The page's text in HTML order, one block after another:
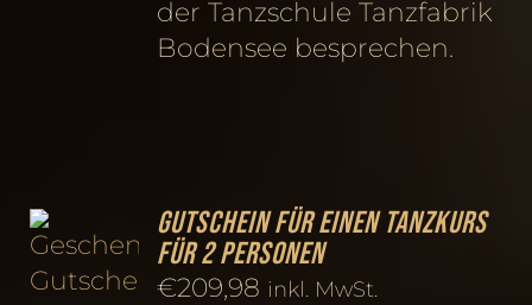
der Tanzschule Tanzfabrik
Bodensee besprechen.
Gutschein für einen Tanzkurs
für 2 Personen
€209,98 inkl. MwSt.